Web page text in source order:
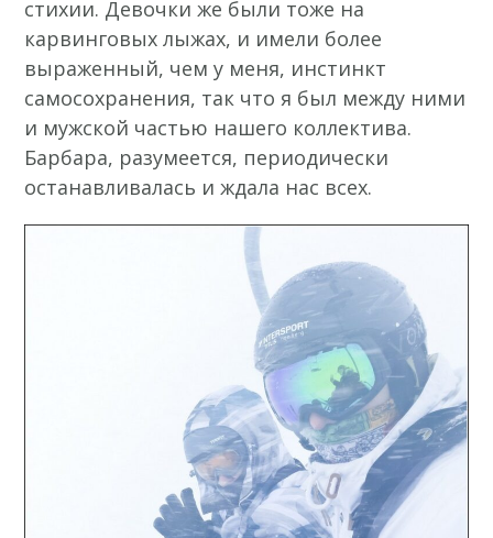
стихии. Девочки же были тоже на
карвинговых лыжах, и имели более
выраженный, чем у меня, инстинкт
самосохранения, так что я был между ними
и мужской частью нашего коллектива.
Барбара, разумеется, периодически
останавливалась и ждала нас всех.